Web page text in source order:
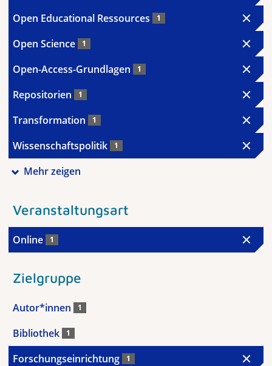
Open Educational Ressources 1
Open Science 1
Open-Access-Grundlagen 1
Repositorien 1
Transformation 1
Wissenschaftspolitik 1
Mehr zeigen
Veranstaltungsart
Online 1
Zielgruppe
Autor*innen 1
Bibliothek 1
Forschungseinrichtung 1